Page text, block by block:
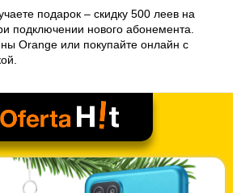
подарок – скидку 500 леев на
подключении нового абонемента.
Orange или покупайте онлайн с